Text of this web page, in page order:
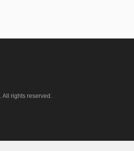
. All rights reserved.